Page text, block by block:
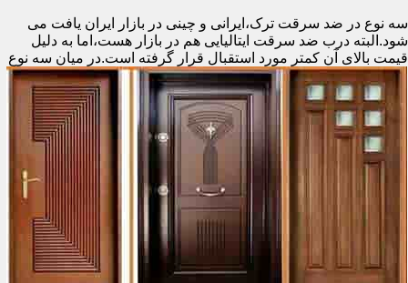
سه نوع در ضد سرقت ترک،ایرانی و چینی در بازار ایران یافت می
شود.البته درب ضد سرقت ایتالیایی هم در بازار هست،اما به دلیل
قیمت بالای آن کمتر مورد استقبال قرار گرفته است.در میان سه نوع